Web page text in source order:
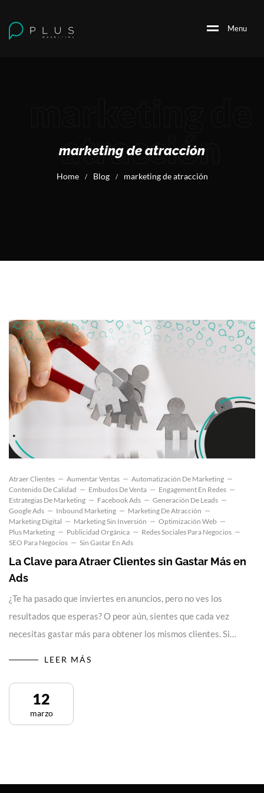
Menu
atracción
marketing de atracción
Home / Blog / marketing de atracción
Atraer Clientes Aumentar Ventas
Automatización De Marketing
Contenido De Calidad
Embudos De Venta
Engagement En Redes
Estrategias De Marketing
Facebook Ads
Generación De Leads
Google Ads
Inbound Marketing
Marketing De Atracción
Marketing Digital
Marketing Sin Inversión
Optimización Web
Plus Marketing
Publicidad Orgánica
Redes Sociales Para Negocios
SEO Para Negocios
Sin Gastar En Ads
La Clave para Atraer Clientes sin Gastar Más en
Ads
¿Te ha pasado que inviertes en anuncios, pero no ves los
resultados que esperas? O peor aún, sientes que cada vez
necesitas gastar más para obtener los mismos clientes. Si…
LEER MÁS
12
marzo